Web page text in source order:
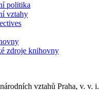
politika
vztahy
zdroje knihovny
vztahů Praha, v. v. i.